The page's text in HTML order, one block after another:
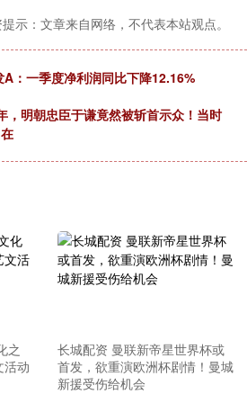
示：文章来自网络，不代表本站观点。
：一季度净利润同比下降12.16%
，明朝忠臣于谦竟然被斩首示众！当时
之
活动
长城配资 曼联新帝星世界杯或
首发，欲重演欧洲杯剧情！曼城
新援受伤给机会